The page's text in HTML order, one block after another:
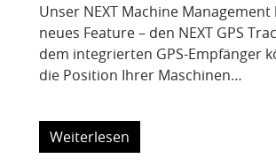
Unser NEXT Machine Management
neues Feature – den NEXT GPS
dem integrierten GPS-Empfänger
die Position Ihrer Maschinen…
Weiterlesen